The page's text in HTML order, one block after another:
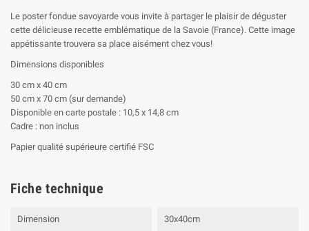
Le poster fondue savoyarde vous invite à partager le plaisir de déguster
cette délicieuse recette emblématique de la Savoie (France). Cette image
appétissante trouvera sa place aisément chez vous!
Dimensions disponibles
30 cm x 40 cm
50 cm x 70 cm (sur demande)
Disponible en carte postale : 10,5 x 14,8 cm
Cadre : non inclus
Papier qualité supérieure certifié FSC
Fiche technique
Dimension 30x40cm